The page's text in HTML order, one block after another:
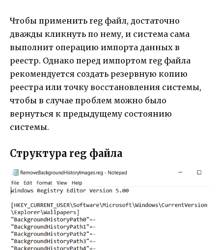
Чтобы применить reg файл, достаточно
дважды кликнуть по нему, и система сама
выполнит операцию импорта данных в
реестр. Однако перед импортом reg файла
рекомендуется создать резервную копию
реестра или точку восстановления системы,
чтобы в случае проблем можно было
вернуться к предыдущему состоянию
системы.
Структура reg файла